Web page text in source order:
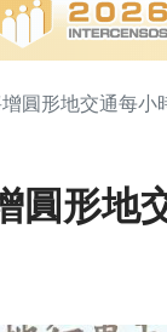
圓形地交通每小
圓形地